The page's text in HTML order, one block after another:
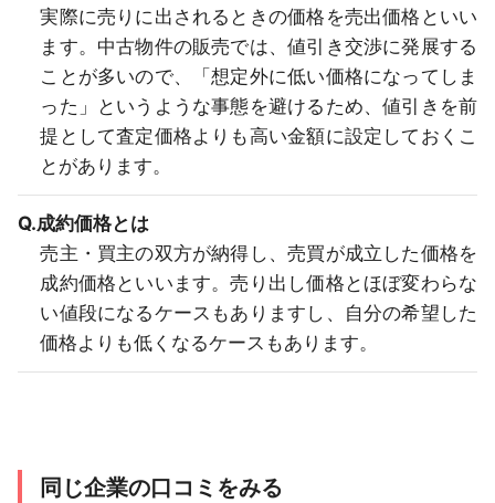
実際に売りに出されるときの価格を売出価格といい
ます。中古物件の販売では、値引き交渉に発展する
ことが多いので、「想定外に低い価格になってしま
った」というような事態を避けるため、値引きを前
提として査定価格よりも高い金額に設定しておくこ
とがあります。
Q.成約価格とは
売主・買主の双方が納得し、売買が成立した価格を
成約価格といいます。売り出し価格とほぼ変わらな
い値段になるケースもありますし、自分の希望した
価格よりも低くなるケースもあります。
同じ企業の口コミをみる